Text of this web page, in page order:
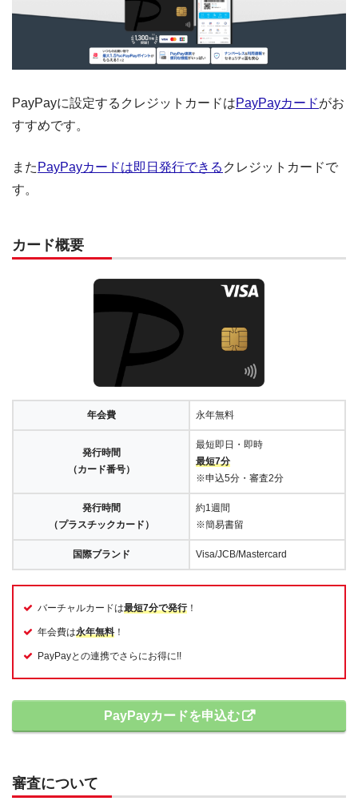
PayPayに設定するクレジットカードはPayPayカードがお
すすめです。
また PayPayカードは即日発行できる クレジットカードで
す。
カード概要
年会費 永年無料
発行時間
（カード番号）
最短即日・即時
最短7分
※申込5分・審査2分
発行時間
（プラスチックカード）
約1週間
※簡易書留
国際ブランド Visa/JCB/Mastercard
バーチャルカードは最短7分で発行！
年会費は永年無料 ！
PayPayとの連携でさらにお得に!!
PayPayカードを申込む
審査について